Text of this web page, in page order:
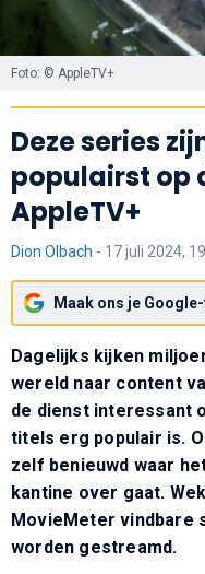
Foto: © AppleTV+
Deze series
populairst op
AppleTV+
Dion Olbach - 17 juli 2024,
Maak ons je
Dagelijks kijken
wereld naar content
de dienst interessant
titels erg populair is.
zelf benieuwd waar
kantine over gaat.
MovieMeter vindbare
worden gestreamd.